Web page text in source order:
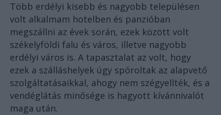
Több erdélyi kisebb és nagyobb településen
volt alkalmam hotelben és panzióban
megszállni az évek során, ezek között volt
székelyföldi falu és város, illetve nagyobb
erdélyi város is. A tapasztalat az volt, hogy
ezek a szálláshelyek úgy spóroltak az alapvető
szolgáltatásaikkal, ahogy nem szégyellték, és a
vendéglátás minősége is hagyott kívánnivalót
maga után.